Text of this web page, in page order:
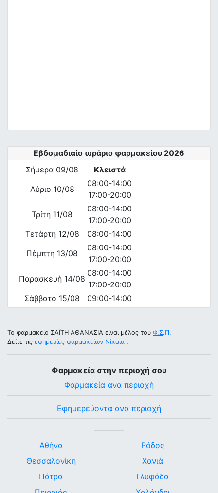
Εβδομαδιαίο ωράριο φαρμακείου 2026
Σήμερα 09/08
Κλειστά
Αύριο 10/08
08:00-14:00
17:00-20:00
Τρίτη 11/08
08:00-14:00
17:00-20:00
Τετάρτη 12/08
08:00-14:00
Πέμπτη 13/08
08:00-14:00
17:00-20:00
Παρασκευή 14/08
08:00-14:00
17:00-20:00
Σάββατο 15/08
09:00-14:00
Το φαρμακείο ΣΑΪΤΗ ΑΘΑΝΑΣΙΑ είναι μέλος του Φ.Σ.Π.
Δείτε τις εφημερίες φαρμακείων Νίκαια .
Φαρμακεία στην περιοχή σου
Φαρμακεία ανα περιοχή
Εφημερεύοντα ανα περιοχή
Αθήνα
Θεσσαλονίκη
Πάτρα
Ρόδος
Χανιά
Γλυφάδα